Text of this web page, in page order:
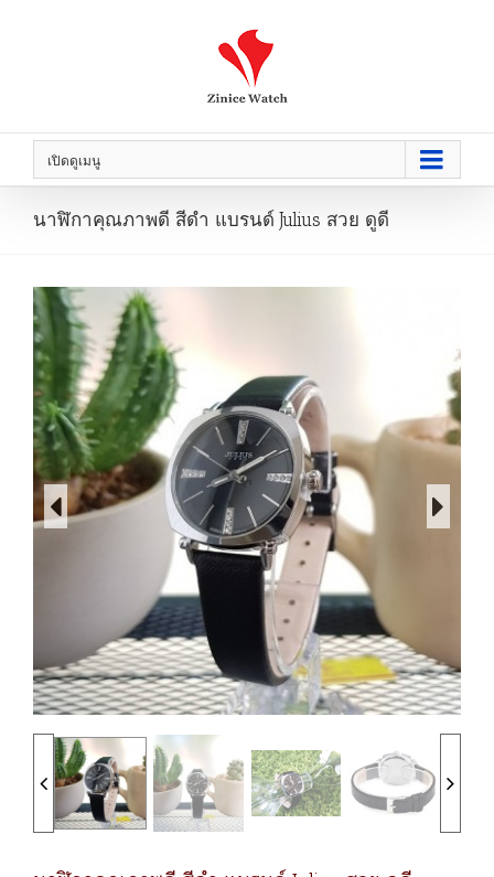
เปิดดูเมนู
นาฬิกาคุณภาพดี สีดำ แบรนด์ Julius สวย ดูดี